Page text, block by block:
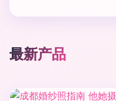
最新产品